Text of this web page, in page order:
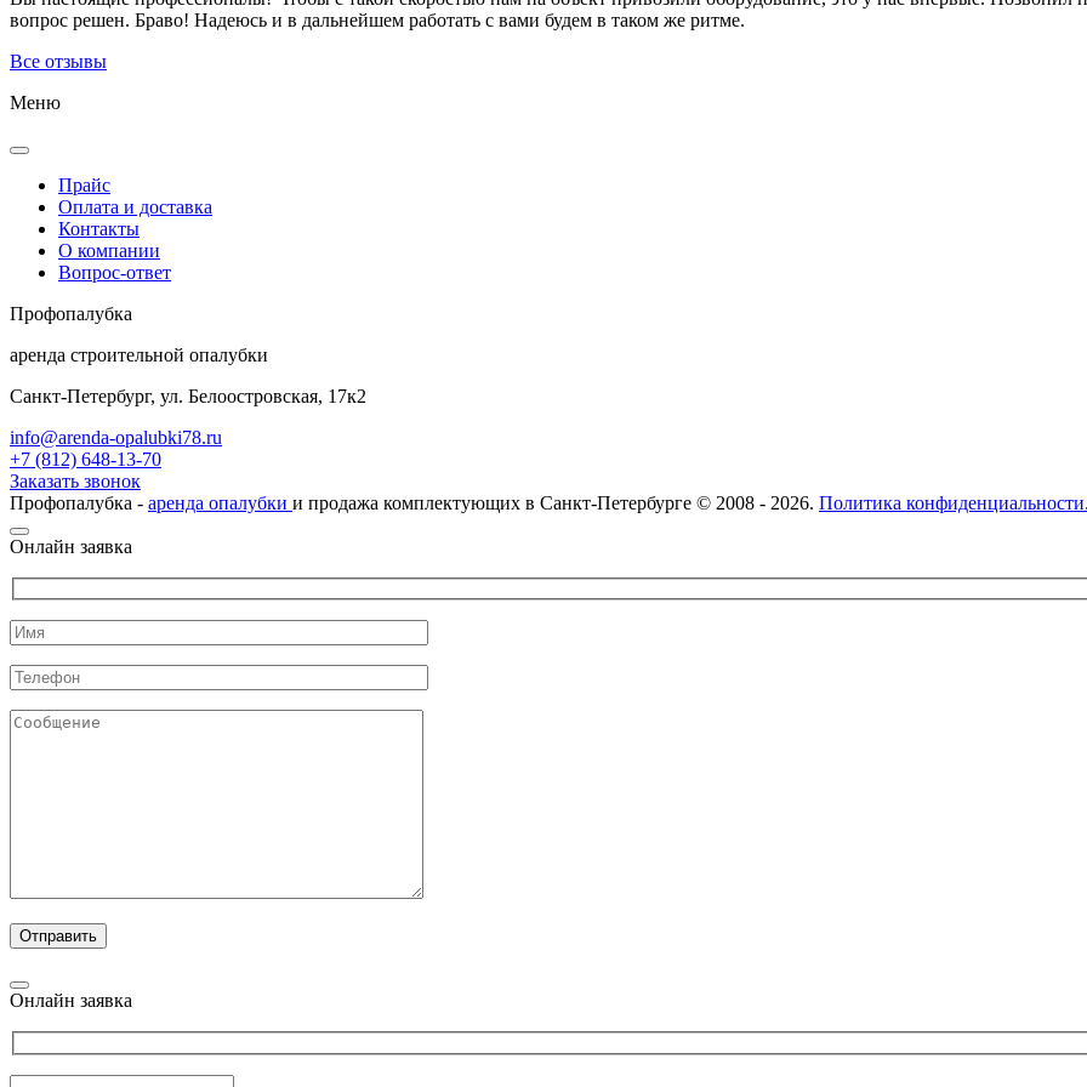
вопрос решен. Браво! Надеюсь и в дальнейшем работать с вами будем в таком же ритме.
Все отзывы
Меню
Прайс
Оплата и доставка
Контакты
О компании
Вопрос-ответ
Профопалубка
аренда строительной опалубки
Санкт-Петербург, ул. Белоостровская, 17к2
info@arenda-opalubki78.ru
+7 (812) 648-13-70
Заказать звонок
Профопалубка - аренда опалубки и продажа комплектующих в Санкт-Петербурге © 2008 - 2026. Политика
Онлайн заявка
Онлайн заявка